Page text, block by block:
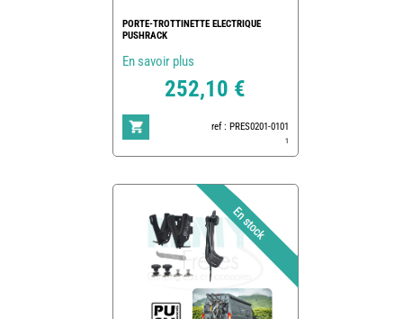
PORTE-TROTTINETTE ELECTRIQUE
PUSHRACK
En savoir plus
252,10 €
ref : PRES0201-0101
1